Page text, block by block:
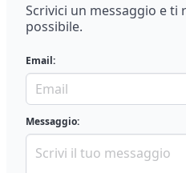
Scrivici un messaggio e
possibile.
Email:
Messaggio: